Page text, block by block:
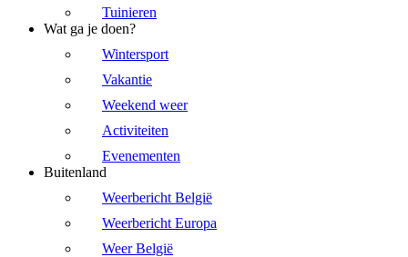
Tuinieren
Wat ga je doen?
Wintersport
Vakantie
Weekend weer
Activiteiten
Evenementen
Buitenland
Weerbericht België
Weerbericht Europa
Weer België